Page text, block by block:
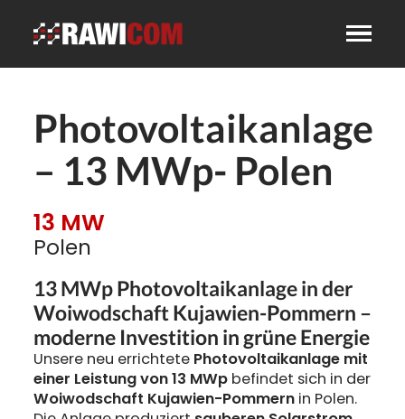
Photovoltaikanlage
– 13 MWp- Polen
13 MW
Polen
13 MWp Photovoltaikanlage in der
Woiwodschaft Kujawien-Pommern –
moderne Investition in grüne Energie
Unsere neu errichtete Photovoltaikanlage mit
einer Leistung von 13 MWpbefindet sich in der
Woiwodschaft Kujawien-Pommernin Polen.